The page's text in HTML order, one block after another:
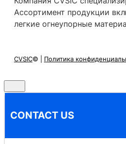
Ассортимент продукции
легкие огнеупорные
CVSIC© | Политика
CONTACT US